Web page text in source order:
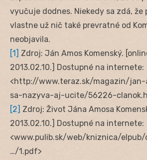
vyučuje dodnes. Niekedy sa zdá, že
vlastne už nič také prevratné od
neobjavila.
[1] Zdroj: Ján Amos Komenský.
2013.02.10.] Dostupné na internete:
<http://www.teraz.sk/magazin/jan-
sa-nazyva-aj-ucite/56226-
[2] Zdroj: Život Jána Amosa
2013.02.10.] Dostupné na internete:
<www.pulib.sk/web/kniznica/
…/1.pdf‎>